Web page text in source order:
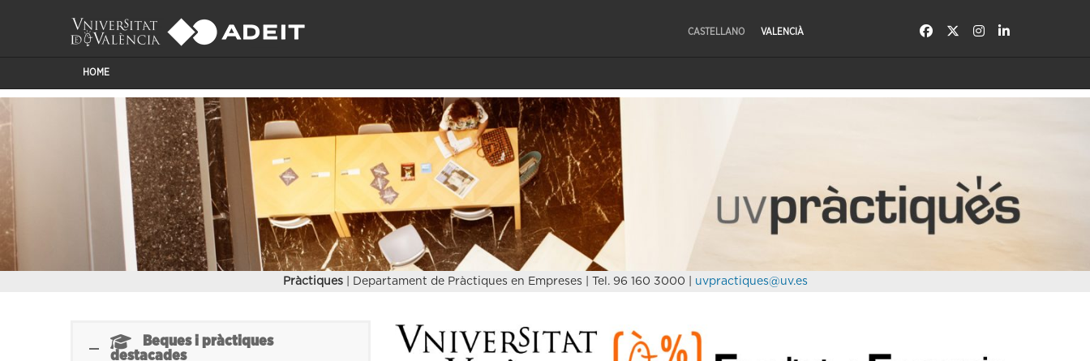
CASTELLANO VALENCIÀ
HOME
Pràctiques | Departament de Pràctiques en Empreses | Tel. 96 160 3000 | uvpractiques@uv.es
Beques i pràctiques
destacades